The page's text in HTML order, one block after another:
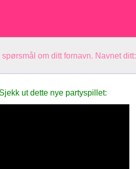
om ditt fornavn. Navnet ditt:
Sjekk ut dette nye partyspillet: